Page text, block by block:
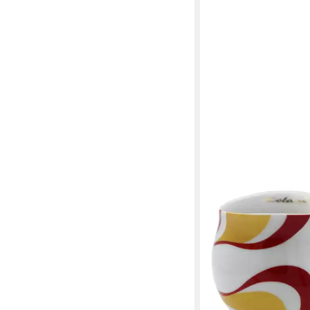
Tasse Tasse
Kaffeetasse Welle
24,99 €
in 4-5 Werktagen bei dir